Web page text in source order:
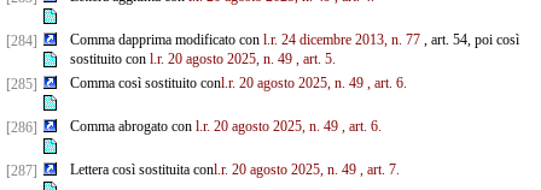
[284] Comma dapprima modificato con l.r. 24 dicembre 2013, n. 77, art. 54, poi così
sostituito con l.r. 20 agosto 2025, n. 49 , art. 5.
[285]
Comma così sostituito conl.r. 20 agosto 2025, n. 49 , art. 6.
[286] Comma abrogato con l.r. 20 agosto 2025, n. 49 , art. 6.
[287] Lettera così sostituita conl.r. 20 agosto 2025, n. 49 , art. 7.